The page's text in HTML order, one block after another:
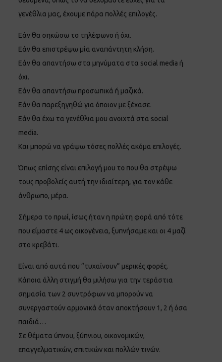
γενέθλια μας, έχουμε πάρα πολλές επιλογές.
Εάν θα σηκώσω το τηλέφωνο ή όχι.
Εάν θα επιστρέψω μία αναπάντητη κλήση.
Εάν θα απαντήσω στα μηνύματα στα social media ή
όχι.
Εάν θα απαντήσω προσωπικά ή μαζικά.
Εάν θα παρεξηγηθώ για όποιον με ξέχασε.
Εάν θα έχω τα γενέθλια μου ανοιχτά στα social
media.
Και μπορώ να γράψω τόσες πολλές ακόμα επιλογές.
Όπως επίσης είναι επιλογή μου το που θα στρέψω
τους προβολείς αυτή την ιδιαίτερη, για τον κάθε
άνθρωπο, μέρα.
Σήμερα το πρωί, ίσως ήταν η πρώτη φορά από τότε
που είμαστε 4 ως οικογένεια, ξυπνήσαμε και οι 4 μαζί
στο κρεβάτι.
Είναι από αυτά που “τυχαίνουν” μερικές φορές.
Κάποια άλλη στιγμή θα μιλήσω για την τεράστια
σημασία των 2 συντρόφων να μπορούν να
συνεργαστούν αρμονικά όταν αποκτήσουν 1, 2 ή όσα
παιδιά…
Σε θέματα ύπνου, ξύπνιου, οικονομικών,
επαγγελματικών, σπιτικών και πολλών τινών.